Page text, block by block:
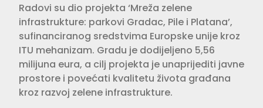
Radovi su dio projekta ‘Mreža zelene
infrastrukture: parkovi Gradac, Pile i Platana’,
sufinanciranog sredstvima Europske unije kroz
ITU mehanizam. Gradu je dodijeljeno 5,56
milijuna eura, a cilj projekta je unaprijediti javne
prostore i povećati kvalitetu života građana
kroz razvoj zelene infrastrukture.